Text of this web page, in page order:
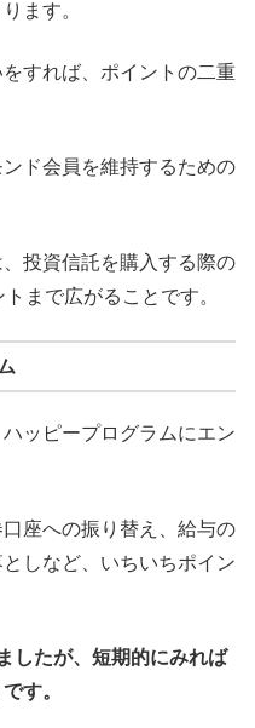
ます。
すれば、ポイントの二重
ド会員を維持するための
投資信託を購入する際の
まで広がることです。
ッピープログラムにエン
座への振り替え、給与の
しなど、いちいちポイン
したが、短期的にみれば
す。